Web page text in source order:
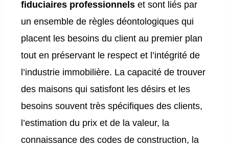
fiduciaires professionnels et sont liés par
un ensemble de règles déontologiques qui
placent les besoins du client au premier plan
tout en préservant le respect et l’intégrité de
l’industrie immobilière. La capacité de trouver
des maisons qui satisfont les désirs et les
besoins souvent très spécifiques des clients,
l’estimation du prix et de la valeur, la
connaissance des codes de construction, la